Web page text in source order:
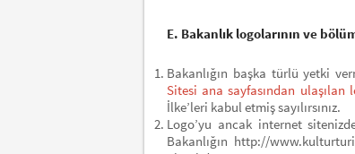
E. Bakanlık logolarının ve
Bakanlığın başka türlü yetki
Sitesi ana sayfasından ulaşılan
İlke’leri kabul etmiş sayılırsınız.
Logo’yu ancak internet
Bakanlığın http://